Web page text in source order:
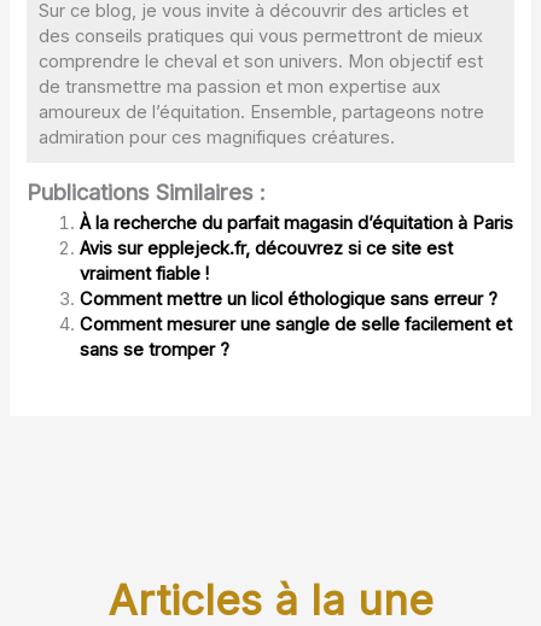
Sur ce blog, je vous invite à découvrir des articles et
des conseils pratiques qui vous permettront de mieux
comprendre le cheval et son univers. Mon objectif est
de transmettre ma passion et mon expertise aux
amoureux de l’équitation. Ensemble, partageons notre
admiration pour ces magnifiques créatures.
Publications Similaires :
À la recherche du parfait magasin d’équitation à Paris
Avis sur epplejeck.fr, découvrez si ce site est
vraiment fiable !
Comment mettre un licol éthologique sans erreur ?
Comment mesurer une sangle de selle facilement et
sans se tromper ?
Articles à la une